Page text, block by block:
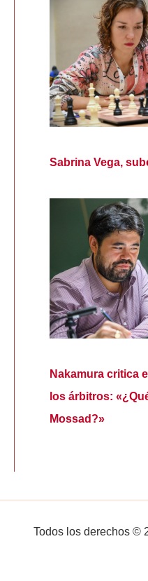
Sabrina Vega,
Nakamura critica
los árbitros:
Mossad?»
Todos los derechos ©